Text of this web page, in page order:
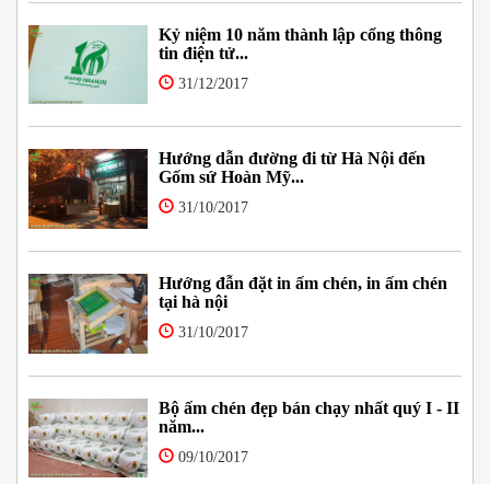
Kỷ niệm 10 năm thành lập cổng thông
tin điện tử...
31/12/2017
Hướng dẫn đường đi từ Hà Nội đến
Gốm sứ Hoàn Mỹ...
31/10/2017
Hướng đẫn đặt in ấm chén, in ấm chén
tại hà nội
31/10/2017
Bộ ấm chén đẹp bán chạy nhất quý I - II
năm...
09/10/2017